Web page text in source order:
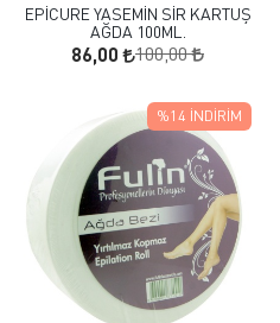
EPİCURE YASEMİN SİR KARTUŞ
AĞDA 100ML.
86,00 100,00
%14 İNDIRIM